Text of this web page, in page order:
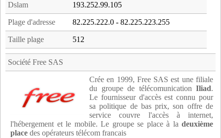
Dslam 193.252.99.105
Plage d'adresse 82.225.222.0 - 82.225.223.255
Taille plage 512
Société Free SAS
Crée en 1999, Free SAS est une filiale
du groupe de télécomunication Iliad.
Le fournisseur d'accès est connu pour
sa politique de bas prix, son offre de
service couvre l'accès à internet,
l'hébergement et le mobile. Le groupe se place à la deuxième
place des opérateurs télécom francais